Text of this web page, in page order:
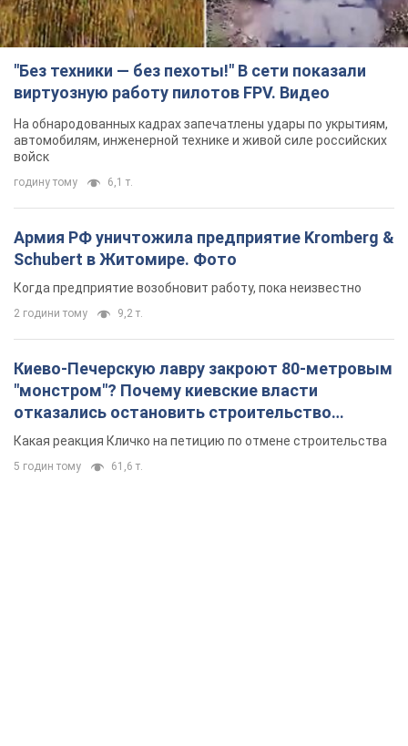
"Без техники — без пехоты!" В сети показали
виртуозную работу пилотов FPV. Видео
На обнародованных кадрах запечатлены удары по укрытиям,
автомобилям, инженерной технике и живой силе российских
войск
годину тому 6,1 т.
Армия РФ уничтожила предприятие Kromberg &
Schubert в Житомире. Фото
Когда предприятие возобновит работу, пока неизвестно
2 години тому 9,2 т.
Киево-Печерскую лавру закроют 80-метровым
"монстром"? Почему киевские власти
отказались остановить строительство
небоскреба "московского верующего"
Какая реакция Кличко на петицию по отмене строительства
5 годин тому 61,6 т.